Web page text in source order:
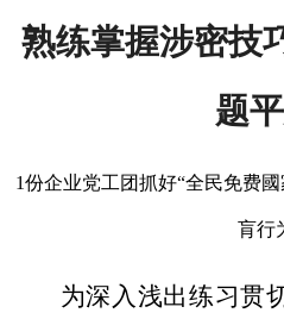
熟练掌握涉密技
题
1份企业党工团抓好“全民免费
肓行
为深入浅出练习贯